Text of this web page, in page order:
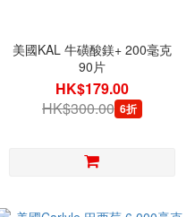
美國KAL 牛磺酸鎂+ 200毫克
90片
HK$179.00
HK$300.00 6折